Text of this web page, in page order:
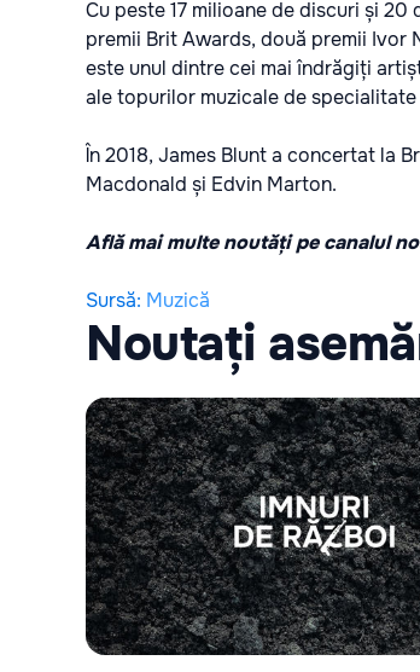
Cu peste 17 milioane de discuri și
premii Brit Awards, două premii Ivor
este unul dintre cei mai îndrăgiți
ale topurilor muzicale de
În 2018, James Blunt a concertat la
Macdonald și Edvin Marton.
Află mai multe noutăți pe canalul
Sursă: Muzică
Noutați